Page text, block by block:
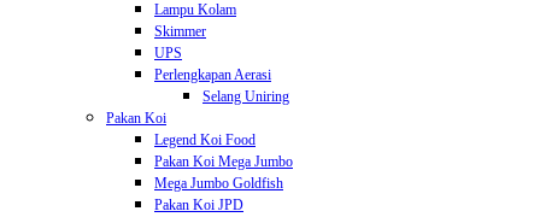
Lampu Kolam
Skimmer
UPS
Perlengkapan Aerasi
Selang Uniring
Pakan Koi
Legend Koi Food
Pakan Koi Mega Jumbo
Mega Jumbo Goldfish
Pakan Koi JPD